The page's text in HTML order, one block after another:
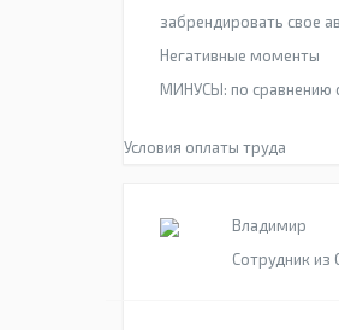
забрендировать свое
Негативные моменты
МИНУСЫ: по сравнению
Условия оплаты труда
Владимир
Сотрудник из